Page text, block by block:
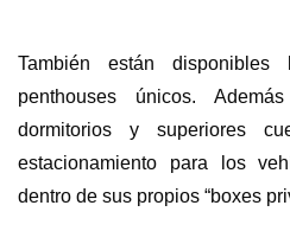
También están
penthouses únicos.
dormitorios y superiores
estacionamiento para los
dentro de sus propios “boxes